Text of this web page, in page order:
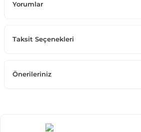
Yorumlar
Taksit Seçenekleri
Önerileriniz